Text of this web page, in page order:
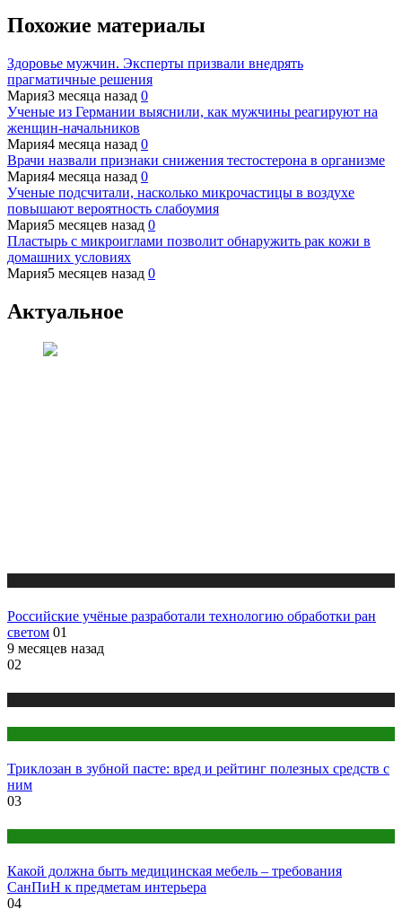
Похожие материалы
Здоровье мужчин. Эксперты призвали внедрять
прагматичные решения
Мария3 месяца назад 0
Ученые из Германии выяснили, как мужчины реагируют на
женщин-начальников
Мария4 месяца назад 0
Врачи назвали признаки снижения тестостерона в организме
Мария4 месяца назад 0
Ученые подсчитали, насколько микрочастицы в воздухе
повышают вероятность слабоумия
Мария5 месяцев назад 0
Пластырь с микроиглами позволит обнаружить рак кожи в
домашних условиях
Мария5 месяцев назад 0
Актуальное
Российские учёные разработали технологию обработки ран
светом 01
9 месяцев назад
02
Триклозан в зубной пасте: вред и рейтинг полезных средств с
ним
03
Какой должна быть медицинская мебель – требования
СанПиН к предметам интерьера
04